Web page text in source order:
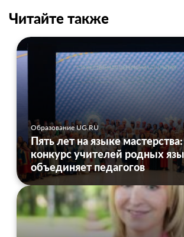
Читайте также
Образование UG.RU
Пять лет на языке
конкурс учителей родных
объединяет педагогов